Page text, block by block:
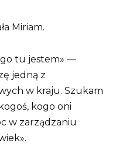
Miriam.
tu jestem» —
jedną z
w kraju. Szukam
kogo oni
w zarządzaniu